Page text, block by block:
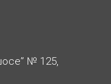
№ 125,